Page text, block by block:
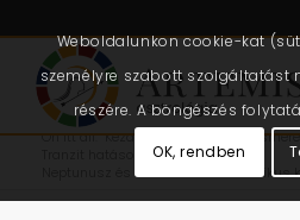
Ön itt áll: Kezdőlap
Tranzit hatások, beszámolók /
Neptunusz és Vénusz diszharmonikus
Weboldalunkon cookie-kat
személyre szabott szolgáltatást
részére. A böngészés
OK, rendben